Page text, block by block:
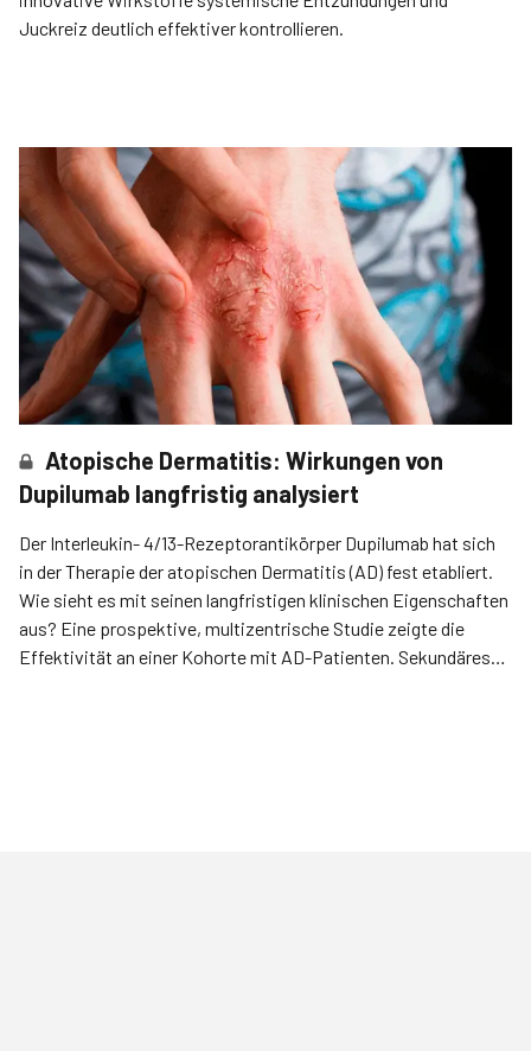
Juckreiz deutlich effektiver kontrollieren.
Atopische Dermatitis: Wirkungen von
Dupilumab langfristig analysiert
Der Interleukin- 4/13-Rezeptorantikörper Dupilumab hat sich
in der Therapie der atopischen Dermatitis (AD) fest etabliert.
Wie sieht es mit seinen langfristigen klinischen Eigenschaften
aus? Eine prospektive, multizentrische Studie zeigte die
Effektivität an einer Kohorte mit AD-Patienten. Sekundäres